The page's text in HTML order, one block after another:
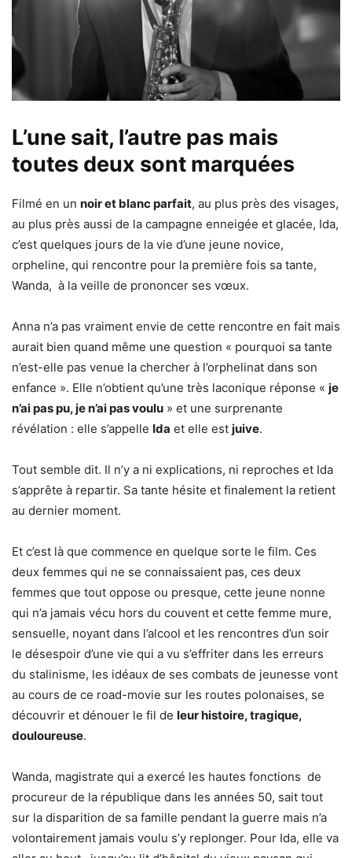
L’une sait, l’autre pas mais
toutes deux sont marquées
Filmé en un noir et blanc parfait, au plus près des visages,
au plus près aussi de la campagne enneigée et glacée, Ida,
c’est quelques jours de la vie d’une jeune novice,
orpheline, qui rencontre pour la première fois sa tante,
Wanda, à la veille de prononcer ses vœux.
Anna n’a pas vraiment envie de cette rencontre en fait mais
aurait bien quand même une question « pourquoi sa tante
n’est-elle pas venue la chercher à l’orphelinat dans son
enfance ». Elle n’obtient qu’une très laconique réponse « je
n’ai pas pu, je n’ai pas voulu » et une surprenante
révélation : elle s’appelle Ida et elle est juive.
Tout semble dit. Il n’y a ni explications, ni reproches et Ida
s’apprête à repartir. Sa tante hésite et finalement la retient
au dernier moment.
Et c’est là que commence en quelque sorte le film. Ces
deux femmes qui ne se connaissaient pas, ces deux
femmes que tout oppose ou presque, cette jeune nonne
qui n’a jamais vécu hors du couvent et cette femme mure,
sensuelle, noyant dans l’alcool et les rencontres d’un soir
le désespoir d’une vie qui a vu s’effriter dans les erreurs
du stalinisme, les idéaux de ses combats de jeunesse vont
au cours de ce road-movie sur les routes polonaises, se
découvrir et dénouer le fil de leur histoire, tragique,
douloureuse.
Wanda, magistrate qui a exercé les hautes fonctions de
procureur de la république dans les années 50, sait tout
sur la disparition de sa famille pendant la guerre mais n’a
volontairement jamais voulu s’y replonger. Pour Ida, elle va